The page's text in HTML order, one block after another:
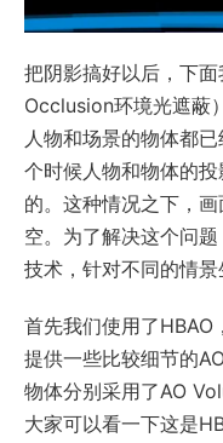
把阴影搞好以后，下
Occlusion环境光遮蔽
人物和场景的物体都
个时候人物和物体的
的。这种情况之下，
空。为了解决这个问
技术，针对不同的情景
首先我们使用了HBAO
提供一些比较细节的
物体分别采用了AO
大家可以看一下这是